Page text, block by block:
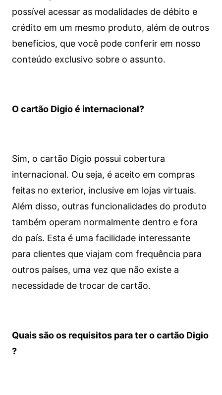
possível acessar as modalidades de débito e
crédito em um mesmo produto, além de outros
benefícios, que você pode conferir em nosso
conteúdo exclusivo sobre o assunto.
O cartão Digio é internacional?
Sim, o cartão Digio possui cobertura
internacional. Ou seja, é aceito em compras
feitas no exterior, inclusive em lojas virtuais.
Além disso, outras funcionalidades do produto
também operam normalmente dentro e fora
do país. Esta é uma facilidade interessante
para clientes que viajam com frequência para
outros países, uma vez que não existe a
necessidade de trocar de cartão.
Quais são os requisitos para ter o cartão Digio
?